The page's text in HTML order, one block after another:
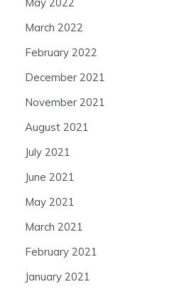
March 2022
February 2022
December 2021
November 2021
August 2021
July 2021
June 2021
May 2021
March 2021
February 2021
January 2021